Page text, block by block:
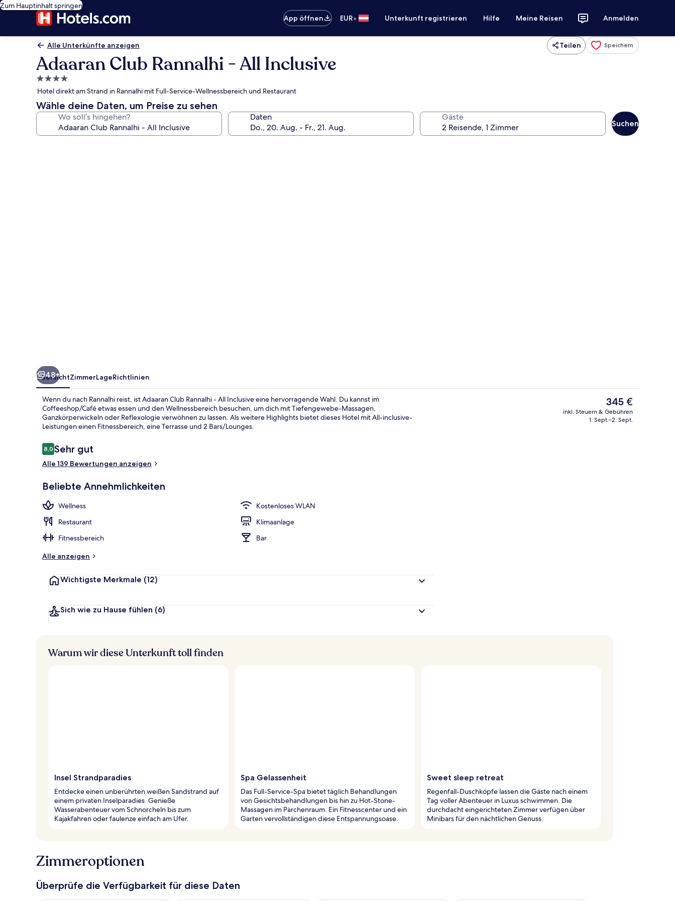
Zum Hauptinhalt springen
App öffnen
EUR• Unterkunft registrieren Hilfe Meine Reisen Anmelden
Alle Unterkünfte anzeigen Teilen Speichern
Adaaran Club Rannalhi - All Inclusive
4.0-
Sterne-
Unterkunft
Hotel direkt am Strand in Rannalhi mit Full-Service-Wellnessbereich und Restaurant
Wähle deine Daten, um Preise zu sehen
Wo soll’s hingehen? Daten Gäste
Suchen
Classic-Zimmer, Meerblick | Terrasse/
48+
ÜbersichtZimmerLageRichtlinien
Wenn du nach Rannalhi reist, ist Adaaran Club Rannalhi - All Inclusive eine hervorragende Wahl. Du kannst im
Coffeeshop/Café etwas essen und den Wellnessbereich besuchen, um dich mit Tiefengewebe-Massagen,
Ganzkörperwickeln oder Reflexologie verwöhnen zu lassen. Als weitere Highlights bietet dieses Hotel mit All-inclusive-
Leistungen einen Fitnessbereich, eine Terrasse und 2 Bars/Lounges.
Bewertungen
8,08,0 von 10.
Sehr gut
Alle 139 Bewertungen anzeigen
Beliebte Annehmlichkeiten
Wellness
Kostenloses WLAN
Restaurant
Klimaanlage
Fitnessbereich
Bar
Alle anzeigen
Wichtigste Merkmale (12)
Sich wie zu Hause fühlen (6)
Der
aktuelle
Preis
345 €
inkl. Steuern & Gebühren
1. Sept.–2. Sept.
Warum wir diese Unterkunft toll finden
Insel Strandparadies
Entdecke einen unberührten weißen Sandstrand auf
einem privaten Inselparadies. Genieße
Wasserabenteuer vom Schnorcheln bis zum
Kajakfahren oder faulenze einfach am Ufer.
Spa Gelassenheit
Das Full-Service-Spa bietet täglich Behandlungen
von Gesichtsbehandlungen bis hin zu Hot-Stone-
Massagen im Pärchenraum. Ein Fitnesscenter und ein
Garten vervollständigen diese Entspannungsoase.
Sweet sleep retreat
Regenfall-Duschköpfe lassen die Gäste nach einem
Tag voller Abenteuer in Luxus schwimmen. Die
durchdacht eingerichteten Zimmer verfügen über
Minibars für den nächtlichen Genuss.
Zimmeroptionen
Überprüfe die Verfügbarkeit für diese Daten